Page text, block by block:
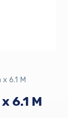
6.1 M
6.1 M